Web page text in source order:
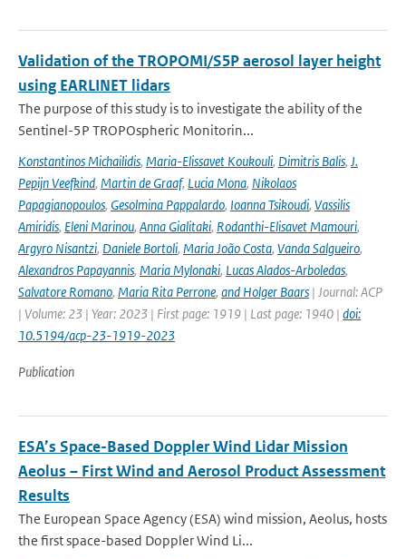
Validation of the TROPOMI/S5P aerosol layer height
using EARLINET lidars
The purpose of this study is to investigate the ability of the
Sentinel-5P TROPOspheric Monitorin...
Konstantinos Michailidis, Maria-Elissavet Koukouli, Dimitris Balis, J.
Pepijn Veefkind, Martin de Graaf, Lucia Mona, Nikolaos
Papagianopoulos, Gesolmina Pappalardo, Ioanna Tsikoudi, Vassilis
Amiridis, Eleni Marinou, Anna Gialitaki, Rodanthi-Elisavet Mamouri,
Argyro Nisantzi, Daniele Bortoli, Maria João Costa, Vanda Salgueiro,
Alexandros Papayannis, Maria Mylonaki, Lucas Alados-Arboledas,
Salvatore Romano, Maria Rita Perrone, and Holger Baars | Journal: ACP
| Volume: 23 | Year: 2023 | First page: 1919 | Last page: 1940 | doi:
10.5194/acp-23-1919-2023
Publication
ESA’s Space-Based Doppler Wind Lidar Mission
Aeolus – First Wind and Aerosol Product Assessment
Results
The European Space Agency (ESA) wind mission, Aeolus, hosts
the first space-based Doppler Wind Li...